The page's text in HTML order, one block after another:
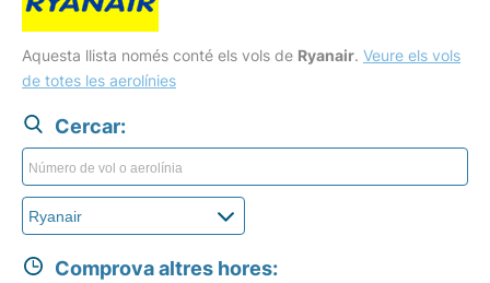
Aquesta llista només conté els vols de Ryanair. Veure els vols
de totes les aerolínies
Cercar:
Comprova altres hores: